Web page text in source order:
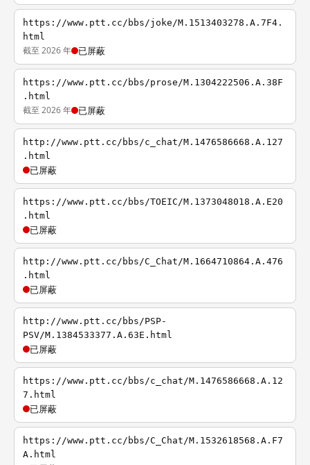
https://www.ptt.cc/bbs/joke/M.1513403278.A.7F4.
html
截至 2026 年 已屏蔽
https://www.ptt.cc/bbs/prose/M.1304222506.A.38F
.html
截至 2026 年 已屏蔽
http://www.ptt.cc/bbs/c_chat/M.1476586668.A.127
.html
已屏蔽
https://www.ptt.cc/bbs/TOEIC/M.1373048018.A.E20
.html
已屏蔽
http://www.ptt.cc/bbs/C_Chat/M.1664710864.A.476
.html
已屏蔽
http://www.ptt.cc/bbs/PSP-
PSV/M.1384533377.A.63E.html
已屏蔽
https://www.ptt.cc/bbs/c_chat/M.1476586668.A.12
7.html
已屏蔽
https://www.ptt.cc/bbs/C_Chat/M.1532618568.A.F7
A.html